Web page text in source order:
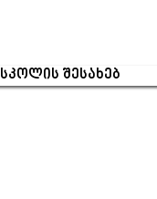
სკოლის შესახებ